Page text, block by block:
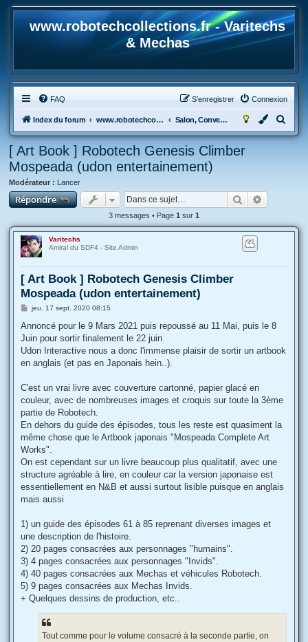
www.robotechcollections.fr - Varitechs
& Mechas
FAQ Connexion
S’enregistrer
Index du forum www.robotechcollections.fr - Robotech & Macross Toys French Forum !!! Salon, Convention, Art book, mangas, dessins, Fan-fic...
e
h
r
[ Art Book ] Robotech Genesis Climber
Mospeada (udon entertainement)
Modérateur : Lancer
Répondre Rechercher
3 messages • Page 1 sur 1
Varitechs
Amiral du SDF4 - Site Admin
[ Art Book ] Robotech Genesis Climber
Mospeada (udon entertainement)
M
s
a
g
jeu. 17 sept. 2020 08:15
Annoncé pour le 9 Mars 2021 puis repoussé au 11 Mai, puis le 8
Juin pour sortir finalement le 22 juin
Udon Interactive nous a donc l'immense plaisir de sortir un artbook
en anglais (et pas en Japonais hein..).
C'est un vrai livre avec couverture cartonné, papier glacé en
couleur, avec de nombreuses images et croquis sur toute la 3ème
partie de Robotech.
En dehors du guide des épisodes, tous les reste est quasiment la
même chose que le Artbook japonais "Mospeada Complete Art
Works".
On est cependant sur un livre beaucoup plus qualitatif, avec une
structure agréable à lire, en couleur car la version japonaise est
essentiellement en N&B et aussi surtout lisible puisque en anglais
mais aussi
1) un guide des épisodes 61 à 85 reprenant diverses images et
une description de l'histoire.
2) 20 pages consacrées aux personnages "humains".
3) 4 pages consacrées aux personnages "Invids".
4) 40 pages consacrées aux Mechas et véhicules Robotech.
5) 9 pages consacrées aux Mechas Invids.
+ Quelques dessins de production, etc..
Tout comme pour le volume consacré à la seconde partie, on